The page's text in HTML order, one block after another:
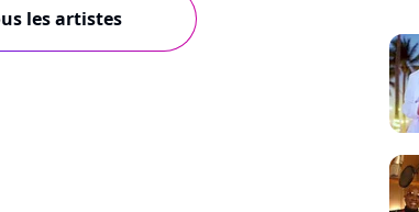
les artistes